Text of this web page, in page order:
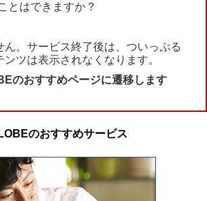
とはできますか？
ん。サービス終了後は、ついっぷる
ンツは表示されなくなります。
のおすすめページに遷移します
のおすすめサービス